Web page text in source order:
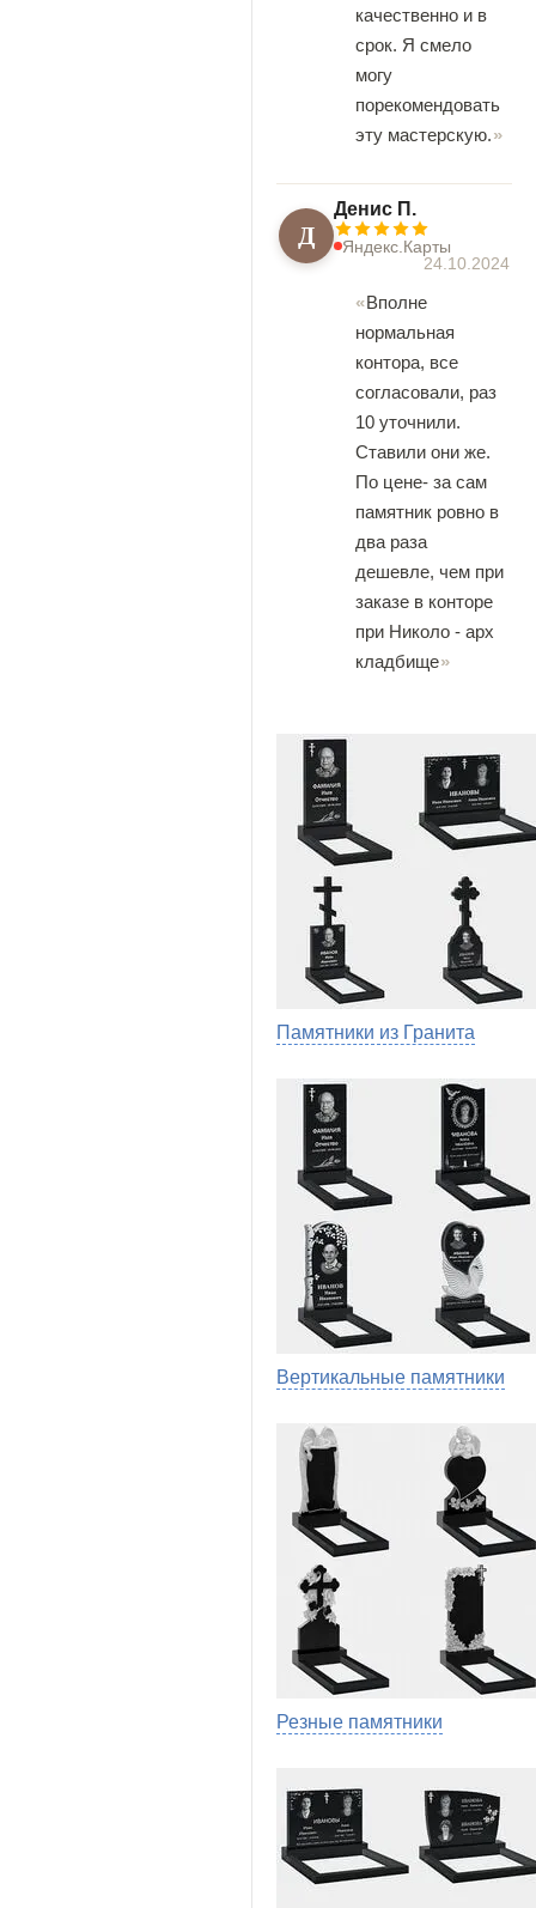
качественно и в
срок. Я смело
могу
порекомендовать
эту мастерскую.
Д
Денис П.
Яндекс.Карты
24.10.2024
Вполне
нормальная
контора, все
согласовали, раз
10 уточнили.
Ставили они же.
По цене- за сам
памятник ровно в
два раза
дешевле, чем при
заказе в конторе
при Николо - арх
кладбище
Памятники из Гранита
Вертикальные памятники
Резные памятники